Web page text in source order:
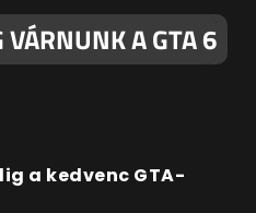
VÁRNUNK A GTA 6
a kedvenc GTA-